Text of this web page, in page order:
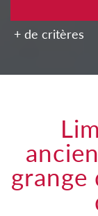
+ de critères
limours : maison
grange